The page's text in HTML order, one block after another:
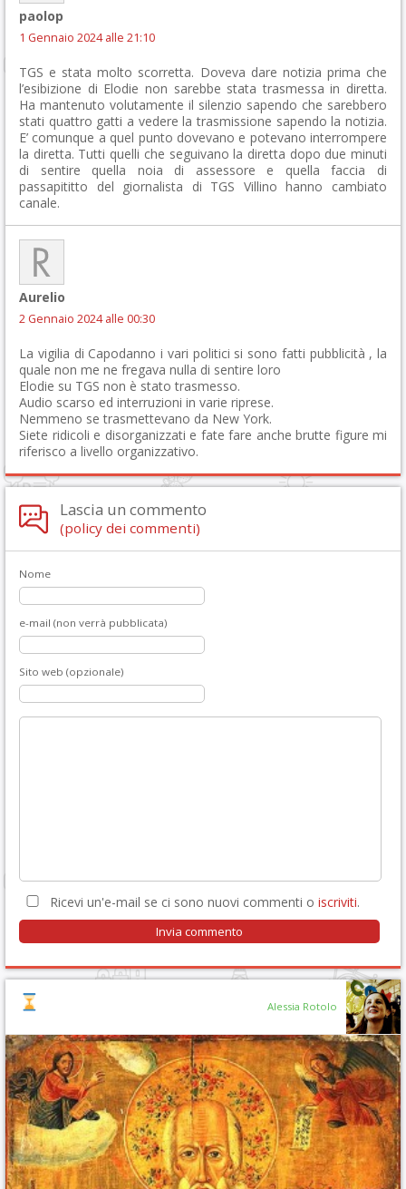
paolop
1 Gennaio 2024 alle 21:10
TGS e stata molto scorretta. Doveva dare notizia prima che
l’esibizione di Elodie non sarebbe stata trasmessa in diretta.
Ha mantenuto volutamente il silenzio sapendo che sarebbero
stati quattro gatti a vedere la trasmissione sapendo la notizia.
E’ comunque a quel punto dovevano e potevano interrompere
la diretta. Tutti quelli che seguivano la diretta dopo due minuti
di sentire quella noia di assessore e quella faccia di
passapititto del giornalista di TGS Villino hanno cambiato
canale.
Aurelio
2 Gennaio 2024 alle 00:30
La vigilia di Capodanno i vari politici si sono fatti pubblicità , la
quale non me ne fregava nulla di sentire loro
Elodie su TGS non è stato trasmesso.
Audio scarso ed interruzioni in varie riprese.
Nemmeno se trasmettevano da New York.
Siete ridicoli e disorganizzati e fate fare anche brutte figure mi
riferisco a livello organizzativo.
Lascia un commento
(policy dei commenti)
Nome
e-mail (non verrà pubblicata)
Sito web (opzionale)
Ricevi un'e-mail se ci sono nuovi commenti o iscriviti.
Alessia Rotolo